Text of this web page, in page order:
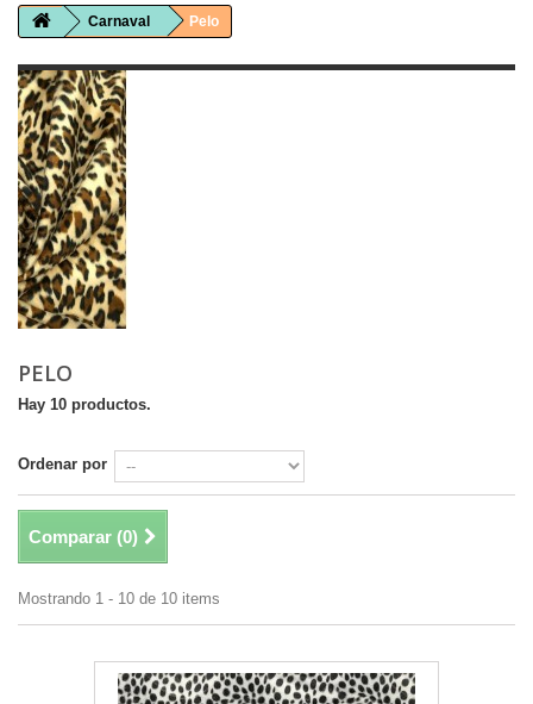
Carnaval Pelo
PELO
Hay 10 productos.
Ordenar por
Comparar (0)
Mostrando 1 - 10 de 10 items